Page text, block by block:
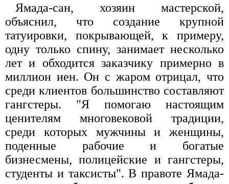
Ямада-сан, хозяин мастерской,
объяснил, что создание крупной
татуировки, покрывающей, к примеру,
одну только спину, занимает несколько
лет и обходится заказчику примерно в
миллион иен. Он с жаром отрицал, что
среди клиентов большинство составляют
гангстеры. "Я помогаю настоящим
ценителям многовековой традиции,
среди которых мужчины и женщины,
поденные рабочие и богатые
бизнесмены, полицейские и гангстеры,
студенты и таксисты". В правоте Ямада-